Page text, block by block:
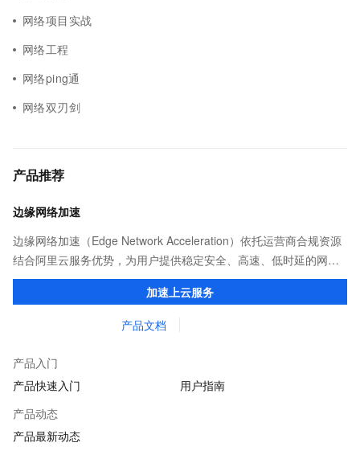
网络项目实战
网络工程
网络ping通
网络双刃剑
产品推荐
边缘网络加速
边缘网络加速（Edge Network Acceleration）依托运营商合规资源
结合阿里云服务优势，为用户提供稳定安全、高速、低时延的网络
传输，解决客户不同站点的连接、组网、数据安全传输、业务质量
加速上云服务
产品文档
产品入门
产品快速入门
用户指南
产品动态
产品最新动态